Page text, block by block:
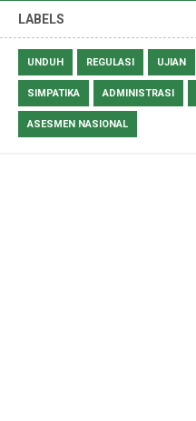
LABELS
UNDUH REGULASI UJIAN
SIMPATIKA ADMINISTRASI
ASESMEN NASIONAL